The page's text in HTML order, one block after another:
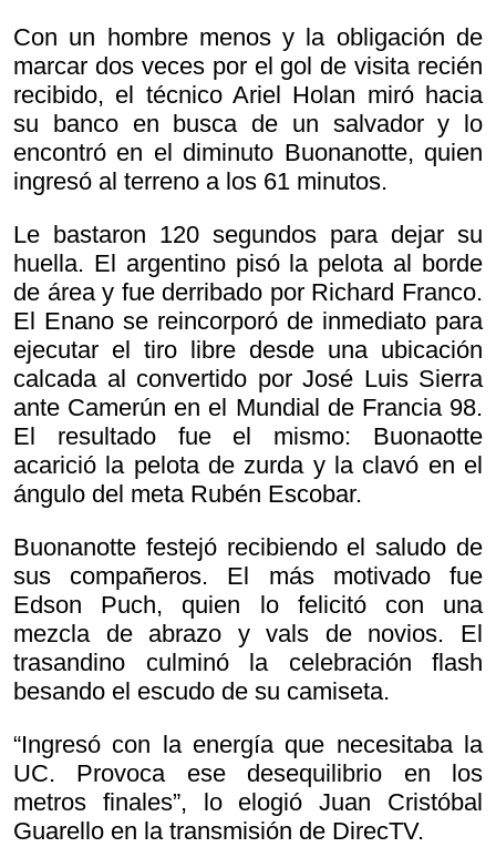
Con un hombre menos y la obligación de
marcar dos veces por el gol de visita recién
recibido, el técnico Ariel Holan miró hacia
su banco en busca de un salvador y lo
encontró en el diminuto Buonanotte, quien
ingresó al terreno a los 61 minutos.
Le bastaron 120 segundos para dejar su
huella. El argentino pisó la pelota al borde
de área y fue derribado por Richard Franco.
El Enano se reincorporó de inmediato para
ejecutar el tiro libre desde una ubicación
calcada al convertido por José Luis Sierra
ante Camerún en el Mundial de Francia 98.
El resultado fue el mismo: Buonaotte
acarició la pelota de zurda y la clavó en el
ángulo del meta Rubén Escobar.
Buonanotte festejó recibiendo el saludo de
sus compañeros. El más motivado fue
Edson Puch, quien lo felicitó con una
mezcla de abrazo y vals de novios. El
trasandino culminó la celebración flash
besando el escudo de su camiseta.
“Ingresó con la energía que necesitaba la
UC. Provoca ese desequilibrio en los
metros finales”, lo elogió Juan Cristóbal
Guarello en la transmisión de DirecTV.